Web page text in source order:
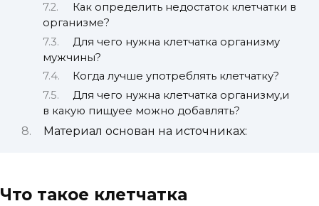
Как определить недостаток клетчатки в
организме?
Для чего нужна клетчатка организму
мужчины?
Когда лучше употреблять клетчатку?
Для чего нужна клетчатка организму,и
в какую пищуее можно добавлять?
Материал основан на источниках:
Что такое клетчатка